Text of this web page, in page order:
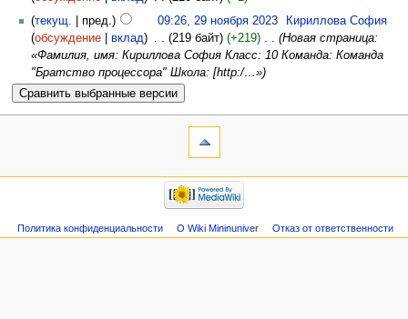
(текущ. | пред.) 09:26, 29 ноября 2023
Кириллова София
(обсуждение вклад) (219 байт) (+219)‎
(Новая страница:
«Фамилия, имя: Кириллова София Класс: 10 Команда: Команда
"Братство процессора" Школа: [http:/…»)
Политика конфиденциальности О Wiki Mininuniver Отказ от ответственности